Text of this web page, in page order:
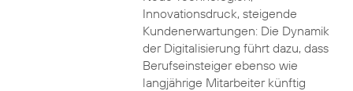
Innovationsdruck, steigende
Kundenerwartungen: Die Dynamik
der Digitalisierung führt dazu, dass
Berufseinsteiger ebenso wie
langjährige Mitarbeiter künftig